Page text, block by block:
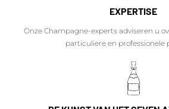
EXPERTISE
Onze Champagne-experts adviseren u
particuliere en professionele